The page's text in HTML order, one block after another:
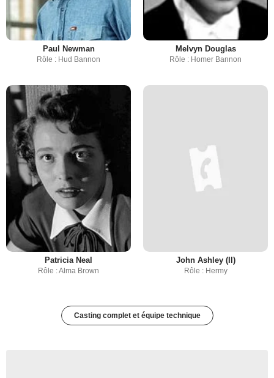
Paul Newman
Rôle : Hud Bannon
Melvyn Douglas
Rôle : Homer Bannon
Patricia Neal
Rôle : Alma Brown
John Ashley (II)
Rôle : Hermy
Casting complet et équipe technique